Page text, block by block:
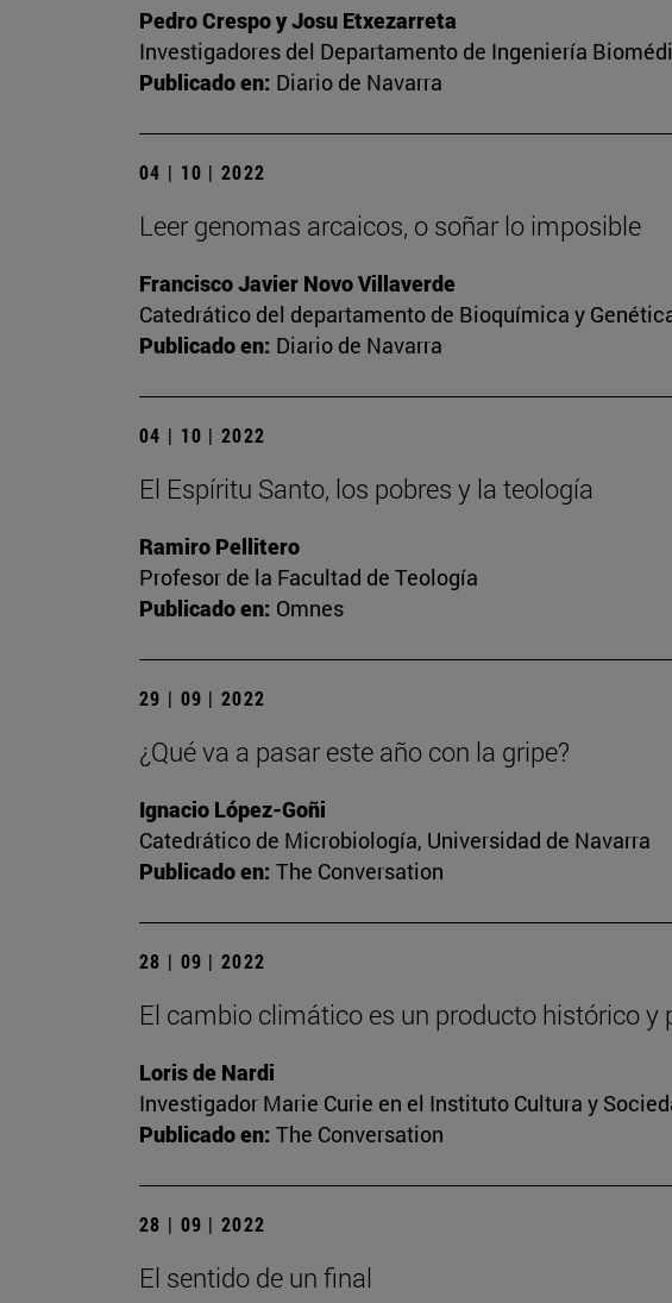
Pedro Crespo y Josu Etxezarreta
Investigadores del Departamento de Ingeniería
Publicado en: Diario de Navarra
04 | 10 | 2022
Leer genomas arcaicos, o soñar lo imposible
Francisco Javier Novo Villaverde
Catedrático del departamento de Bioquímica y
Publicado en: Diario de Navarra
04 | 10 | 2022
El Espíritu Santo, los pobres y la teología
Ramiro Pellitero
Profesor de la Facultad de Teología
Publicado en: Omnes
29 | 09 | 2022
¿Qué va a pasar este año con la gripe?
Ignacio López-Goñi
Catedrático de Microbiología, Universidad de Navarra
Publicado en: The Conversation
28 | 09 | 2022
El cambio climático es un producto histórico y
Loris de Nardi
Investigador Marie Curie en el Instituto Cultura y
Publicado en: The Conversation
28 | 09 | 2022
El sentido de un final